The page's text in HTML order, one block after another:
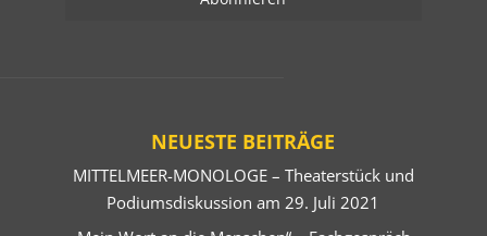
NEUESTE BEITRÄGE
MITTELMEER-MONOLOGE – Theaterstück und
Podiumsdiskussion am 29. Juli 2021